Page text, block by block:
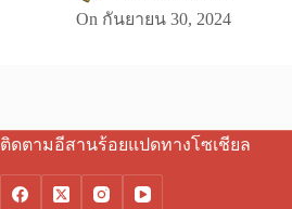
On กันยายน 30, 2024
ติดตามอีสานร้อยแปดทางโซเชียล